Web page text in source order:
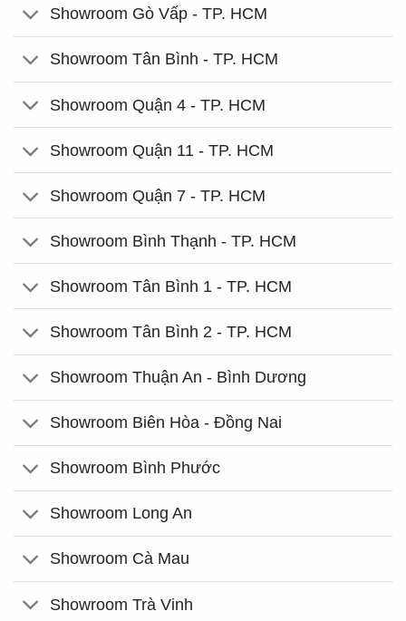
Showroom Gò Vấp - TP. HCM
Showroom Tân Bình - TP. HCM
Showroom Quận 4 - TP. HCM
Showroom Quận 11 - TP. HCM
Showroom Quận 7 - TP. HCM
Showroom Bình Thạnh - TP. HCM
Showroom Tân Bình 1 - TP. HCM
Showroom Tân Bình 2 - TP. HCM
Showroom Thuận An - Bình Dương
Showroom Biên Hòa - Đồng Nai
Showroom Bình Phước
Showroom Long An
Showroom Cà Mau
Showroom Trà Vinh